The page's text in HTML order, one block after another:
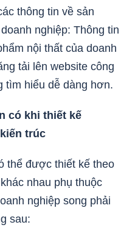
thông tin về sản
nghiệp: Thông tin
nội thất của doanh
tải lên website công
tìm hiểu dễ dàng hơn.
có khi thiết kế
trúc
thể được thiết kế theo
nhau phụ thuộc
nghiệp song phải
sau: